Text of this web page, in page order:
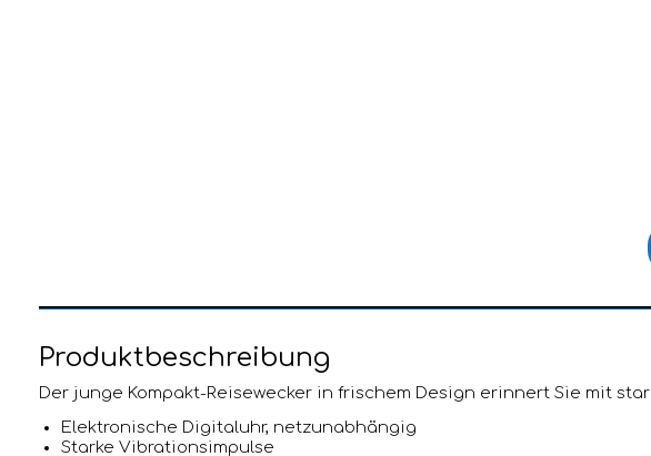
Produktbeschreibung
Der junge Kompakt-Reisewecker in frischem Design erinnert Sie mit
Elektronische Digitaluhr, netzunabhängig
Starke Vibrationsimpulse